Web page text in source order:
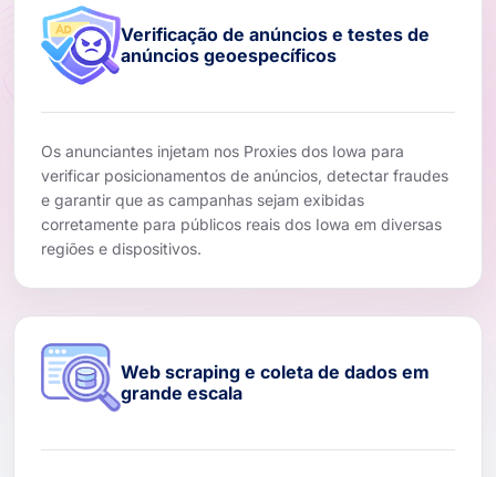
Verificação de anúncios e testes de
anúncios geoespecíficos
Os anunciantes injetam nos Proxies dos Iowa para
verificar posicionamentos de anúncios, detectar fraudes
e garantir que as campanhas sejam exibidas
corretamente para públicos reais dos Iowa em diversas
regiões e dispositivos.
Web scraping e coleta de dados em
grande escala